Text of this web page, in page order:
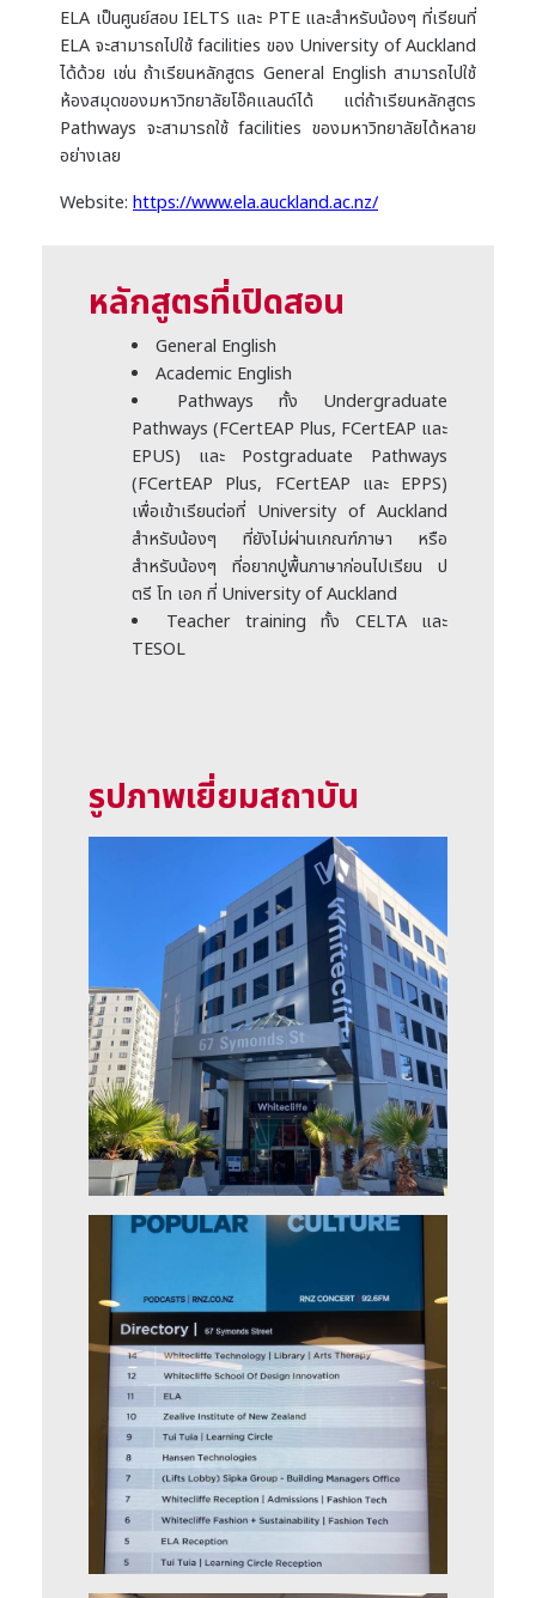
ELA เป็นศูนย์สอบ IELTS และ PTE และสำหรับน้องๆ ที่เรียนที่
ELA จะสามารถไปใช้ facilities ของ University of Auckland
ได้ด้วย เช่น ถ้าเรียนหลักสูตร General English สามารถไปใช้
ห้องสมุดของมหาวิทยาลัยโอ๊คแลนด์ได้ แต่ถ้าเรียนหลักสูตร
Pathways จะสามารถใช้ facilities ของมหาวิทยาลัยได้หลาย
อย่างเลย
Website: https://www.ela.auckland.ac.nz/
หลักสูตรที่เปิดสอน
General English
Academic English
Pathways ทั้ง Undergraduate
Pathways (FCertEAP Plus, FCertEAP และ
EPUS) และ Postgraduate Pathways
(FCertEAP Plus, FCertEAP และ EPPS)
เพื่อเข้าเรียนต่อที่ University of Auckland
สำหรับน้องๆ ที่ยังไม่ผ่านเกณฑ์ภาษา หรือ
สำหรับน้องๆ ที่อยากปูพื้นภาษาก่อนไปเรียน ป
ตรี โท เอก ที่ University of Auckland
Teacher training ทั้ง CELTA และ
TESOL
รูปภาพเยี่ยมสถาบัน